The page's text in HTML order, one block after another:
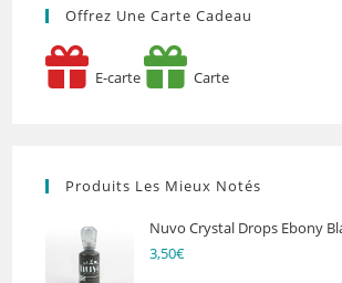
Offrez Une Carte Cadeau
E-carte Carte
Produits Les Mieux Notés
Nuvo Crystal Drops Ebony
3,50€